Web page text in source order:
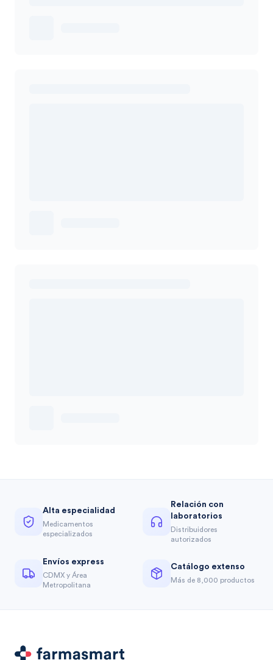
Alta especialidad
Medicamentos
especializados
Relación con
laboratorios
Distribuidores
autorizados
Envíos express
CDMX y Área
Metropolitana
Catálogo extenso
Más de 8,000 productos